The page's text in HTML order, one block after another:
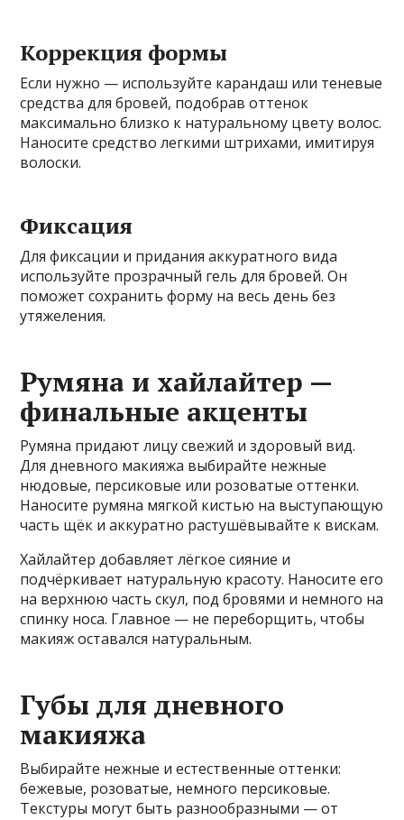
Коррекция формы
Если нужно — используйте карандаш или теневые
средства для бровей, подобрав оттенок
максимально близко к натуральному цвету волос.
Наносите средство легкими штрихами, имитируя
волоски.
Фиксация
Для фиксации и придания аккуратного вида
используйте прозрачный гель для бровей. Он
поможет сохранить форму на весь день без
утяжеления.
Румяна и хайлайтер —
финальные акценты
Румяна придают лицу свежий и здоровый вид.
Для дневного макияжа выбирайте нежные
нюдовые, персиковые или розоватые оттенки.
Наносите румяна мягкой кистью на выступающую
часть щёк и аккуратно растушёвывайте к вискам.
Хайлайтер добавляет лёгкое сияние и
подчёркивает натуральную красоту. Наносите его
на верхнюю часть скул, под бровями и немного на
спинку носа. Главное — не переборщить, чтобы
макияж оставался натуральным.
Губы для дневного
макияжа
Выбирайте нежные и естественные оттенки:
бежевые, розоватые, немного персиковые.
Текстуры могут быть разнообразными — от